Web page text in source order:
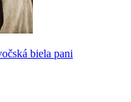
biela pani